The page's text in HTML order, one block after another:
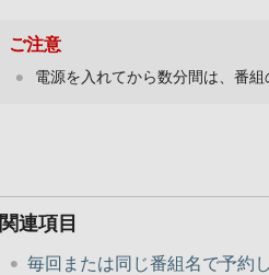
ご注意
電源を入れてから数分間は、番
関連項目
毎回または同じ番組名で予約